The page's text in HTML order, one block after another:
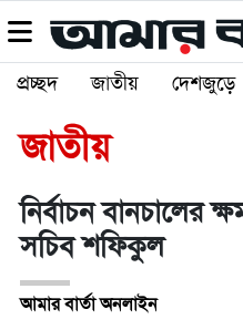
প্রচ্ছদ জাতীয় দেশজুড়ে
জাতীয়
নির্বাচন বানচালের
সচিব শফিকুল
আমার বার্তা অনলাইন